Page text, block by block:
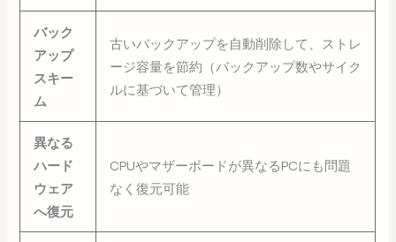
バック
アップ
スキー
ム
古いバックアップを自動削除して、ストレ
ージ容量を節約（バックアップ数やサイク
ルに基づいて管理）
異なる
ハード
ウェア
へ復元
CPUやマザーボードが異なるPCにも問題
なく復元可能